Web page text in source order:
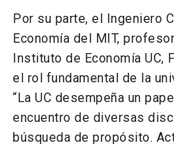
Por su parte, el Ingeniero
Economía del MIT,
Instituto de Economía UC,
el rol fundamental de la
“La UC desempeña un
encuentro de diversas
búsqueda de propósito.